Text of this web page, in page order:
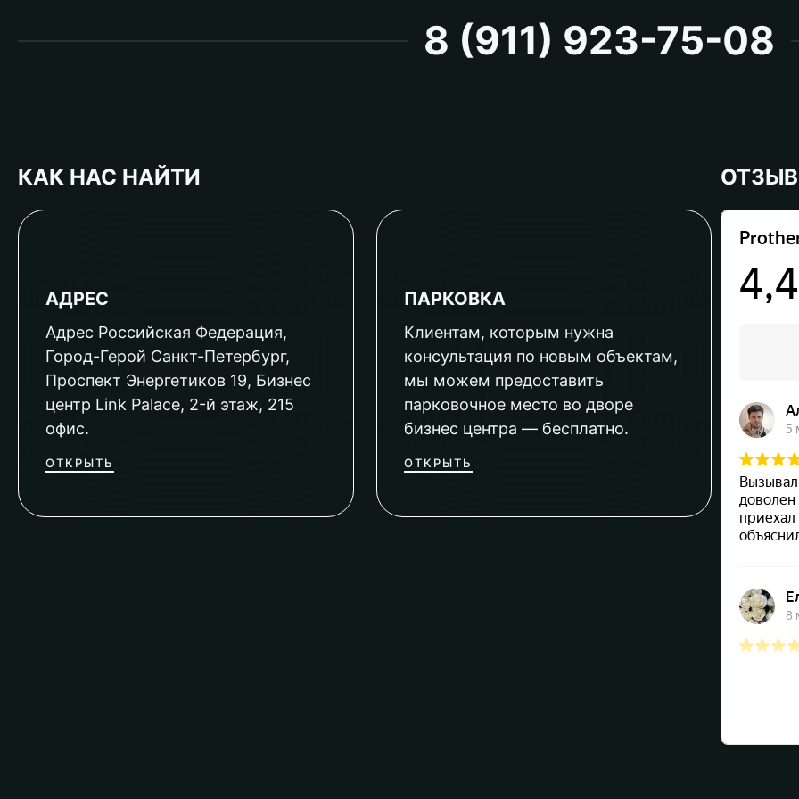
8 (911) 923-75-08
КАК НАС НАЙТИ
АДРЕС
Адрес Российская Федерация,
Город-Герой Санкт-Петербург,
Проспект Энергетиков 19, Бизнес
центр Link Palace, 2-й этаж, 215
офис.
ОТКРЫТЬ
ПАРКОВКА
Клиентам, которым нужна
консультация по новым объектам,
мы можем предоставить
парковочное место во дворе
бизнес центра — бесплатно.
ОТКРЫТЬ